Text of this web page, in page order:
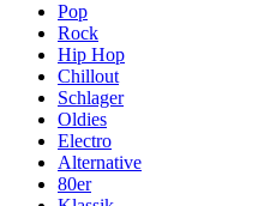
Pop
Rock
Hip Hop
Chillout
Schlager
Oldies
Electro
Alternative
80er